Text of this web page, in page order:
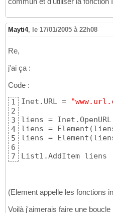
Mayti4, le 17/01/2005 à 22h08
Re,
j'ai ça :
Code :
1
2
3
4
5
6
7
Inet.URL =
liens = Inet.OpenURL
liens = Element (
liens = Element (
List1.AddItem liens
(Element appelle les fonctions
Voilà j'aimerais faire une